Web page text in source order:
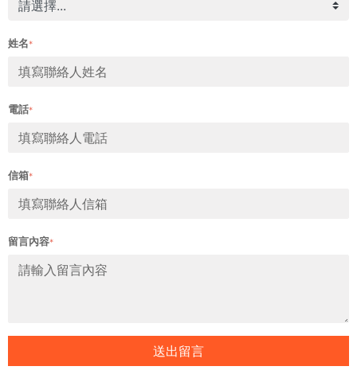
姓名*
電話*
信箱*
留言內容*
送出留言